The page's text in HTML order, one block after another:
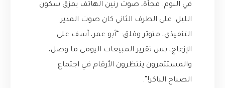
في النوم. فجأة، صوت رنين الهاتف يمزق سكون
الليل. على الطرف الثاني كان صوت المدير
التنفيذي، متوتر وقلق: “أبو عمر، آسف على
الإزعاج، بس تقرير المبيعات اليومي ما وصل،
والمستثمرون ينتظرون الأرقام في اجتماع
الصباح الباكر!”.